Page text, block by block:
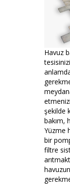
Havuz
şekilde
bakım,
Yüzme
bir
filtre